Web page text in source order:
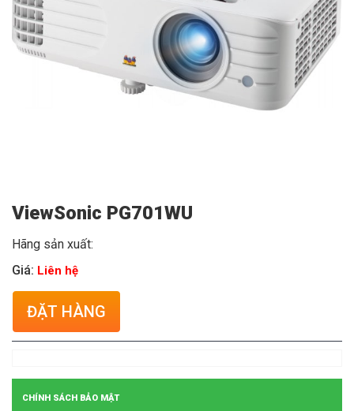
ViewSonic PG701WU
Hãng sản xuất:
Giá: Liên hệ
ĐẶT HÀNG
CHÍNH SÁCH BẢO MẬT